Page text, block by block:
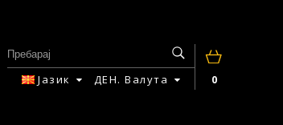
0
Јазик ДЕН. Валута